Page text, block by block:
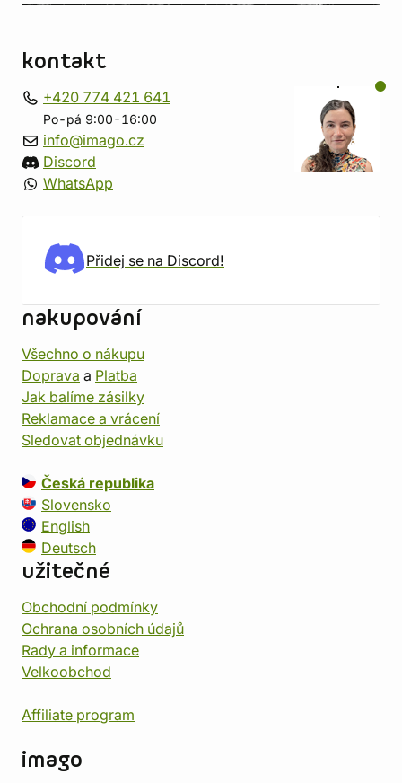
kontakt
+420 774 421 641
Po-pá 9:00-16:00
info@imago.cz
Discord
WhatsApp
Přidej se na Discord!
nakupování
Všechno o nákupu
Doprava a Platba
Jak balíme zásilky
Reklamace a vrácení
Sledovat objednávku
Česká republika
Slovensko
English
Deutsch
užitečné
Obchodní podmínky
Ochrana osobních údajů
Rady a informace
Velkoobchod
Affiliate program
imago